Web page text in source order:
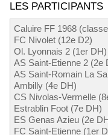
LES PARTICIPANTS
Caluire FF 1968
FC Nivolet (12e D2)
Ol. Lyonnais 2 (1er DH)
AS Saint-Etienne 2 (2e
AS Saint-Romain La
Ambilly (4e DH)
CS Nivolas-Vermelle
Estrablin Foot (7e DH)
ES Genas Azieu (2e
FC Saint-Etienne (1er